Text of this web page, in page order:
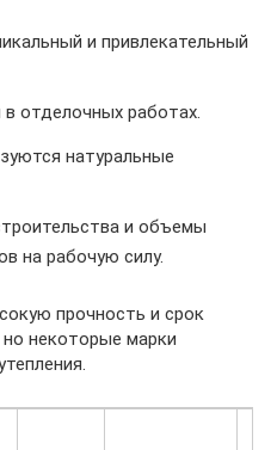
и привлекательный
отделочных работах.
натуральные
и объемы
на рабочую силу.
прочность и срок
но некоторые марки